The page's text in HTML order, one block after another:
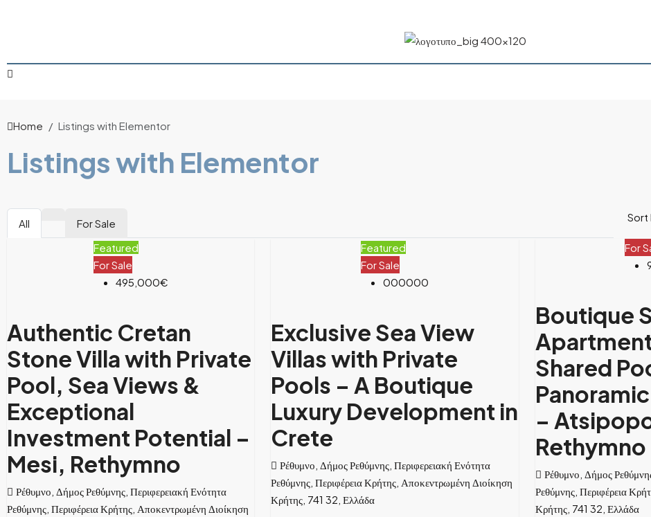
Home Listings with Elementor
Listings with Elementor
All For Sale Sort
Featured
For Sale
495,000€
Authentic Cretan
Stone Villa with Private
Pool, Sea Views &
Exceptional
Investment Potential –
Mesi, Rethymno
Ρέθυμνο, Δήμος Ρεθύμνης, Περιφερειακή Ενότητα
Ρεθύμνης, Περιφέρεια Κρήτης, Αποκεντρωμένη Διοίκηση
Featured
For Sale
000000
Exclusive Sea View
Villas with Private
Pools – A Boutique
Luxury Development in
Crete
Ρέθυμνο, Δήμος Ρεθύμνης, Περιφερειακή Ενότητα
Ρεθύμνης, Περιφέρεια Κρήτης, Αποκεντρωμένη Διοίκηση
Κρήτης, 741 32, Ελλάδα
For
Boutique
Shared
–
Rethymno
Ρέθυμνο, Δήμος
Ρεθύμνης, Περιφέρεια
Κρήτης, 741 32, Ελλάδα